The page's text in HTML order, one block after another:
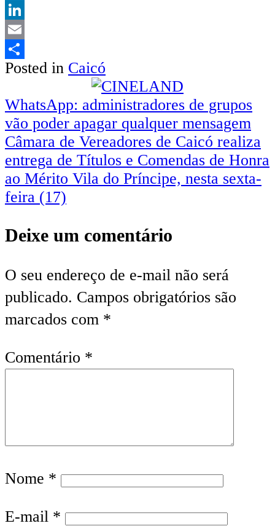
Twitter
LinkedIn
Email
Share
Posted in Caicó
Navegação
de
Post
WhatsApp: administradores de grupos
vão poder apagar qualquer mensagem
Câmara de Vereadores de Caicó realiza
entrega de Títulos e Comendas de Honra
ao Mérito Vila do Príncipe, nesta sexta-
feira (17)
Deixe um comentário
O seu endereço de e-mail não será
publicado. Campos obrigatórios são
marcados com *
Comentário *
Nome *
E-mail *